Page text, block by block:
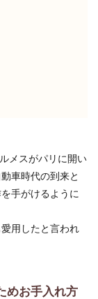
メスがパリに開い
車時代の到来と
手がけるように
用したと言われ
めお手入れ方